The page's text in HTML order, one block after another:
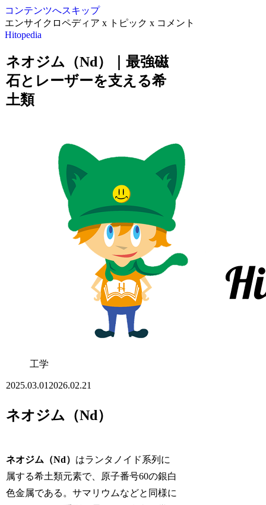
コンテンツへスキップ
エンサイクロペディア x トピック x コメント
Hitopedia
ネオジム（Nd）｜最強磁
石とレーザーを支える希
土類
工学
2025.03.01 2026.02.21
ネオジム（Nd）
ネオジム（Nd） はランタノイド系列に
属する希土類元素で、原子番号60の銀白
色金属である。サマリウムなどと同様に